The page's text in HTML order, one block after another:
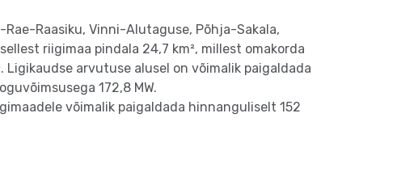
Raasiku, Vinni-Alutaguse, Põhja-Sakala,
riigimaa pindala 24,7 km², millest omakorda
Ligikaudse arvutuse alusel on võimalik paigaldada
172,8 MW.
võimalik paigaldada hinnanguliselt 152